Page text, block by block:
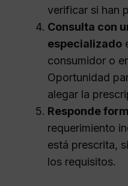
verificar si han
Consulta con
especializado
consumidor o
Oportunidad
alegar la
Responde
requerimiento
está prescrita,
los requisitos.